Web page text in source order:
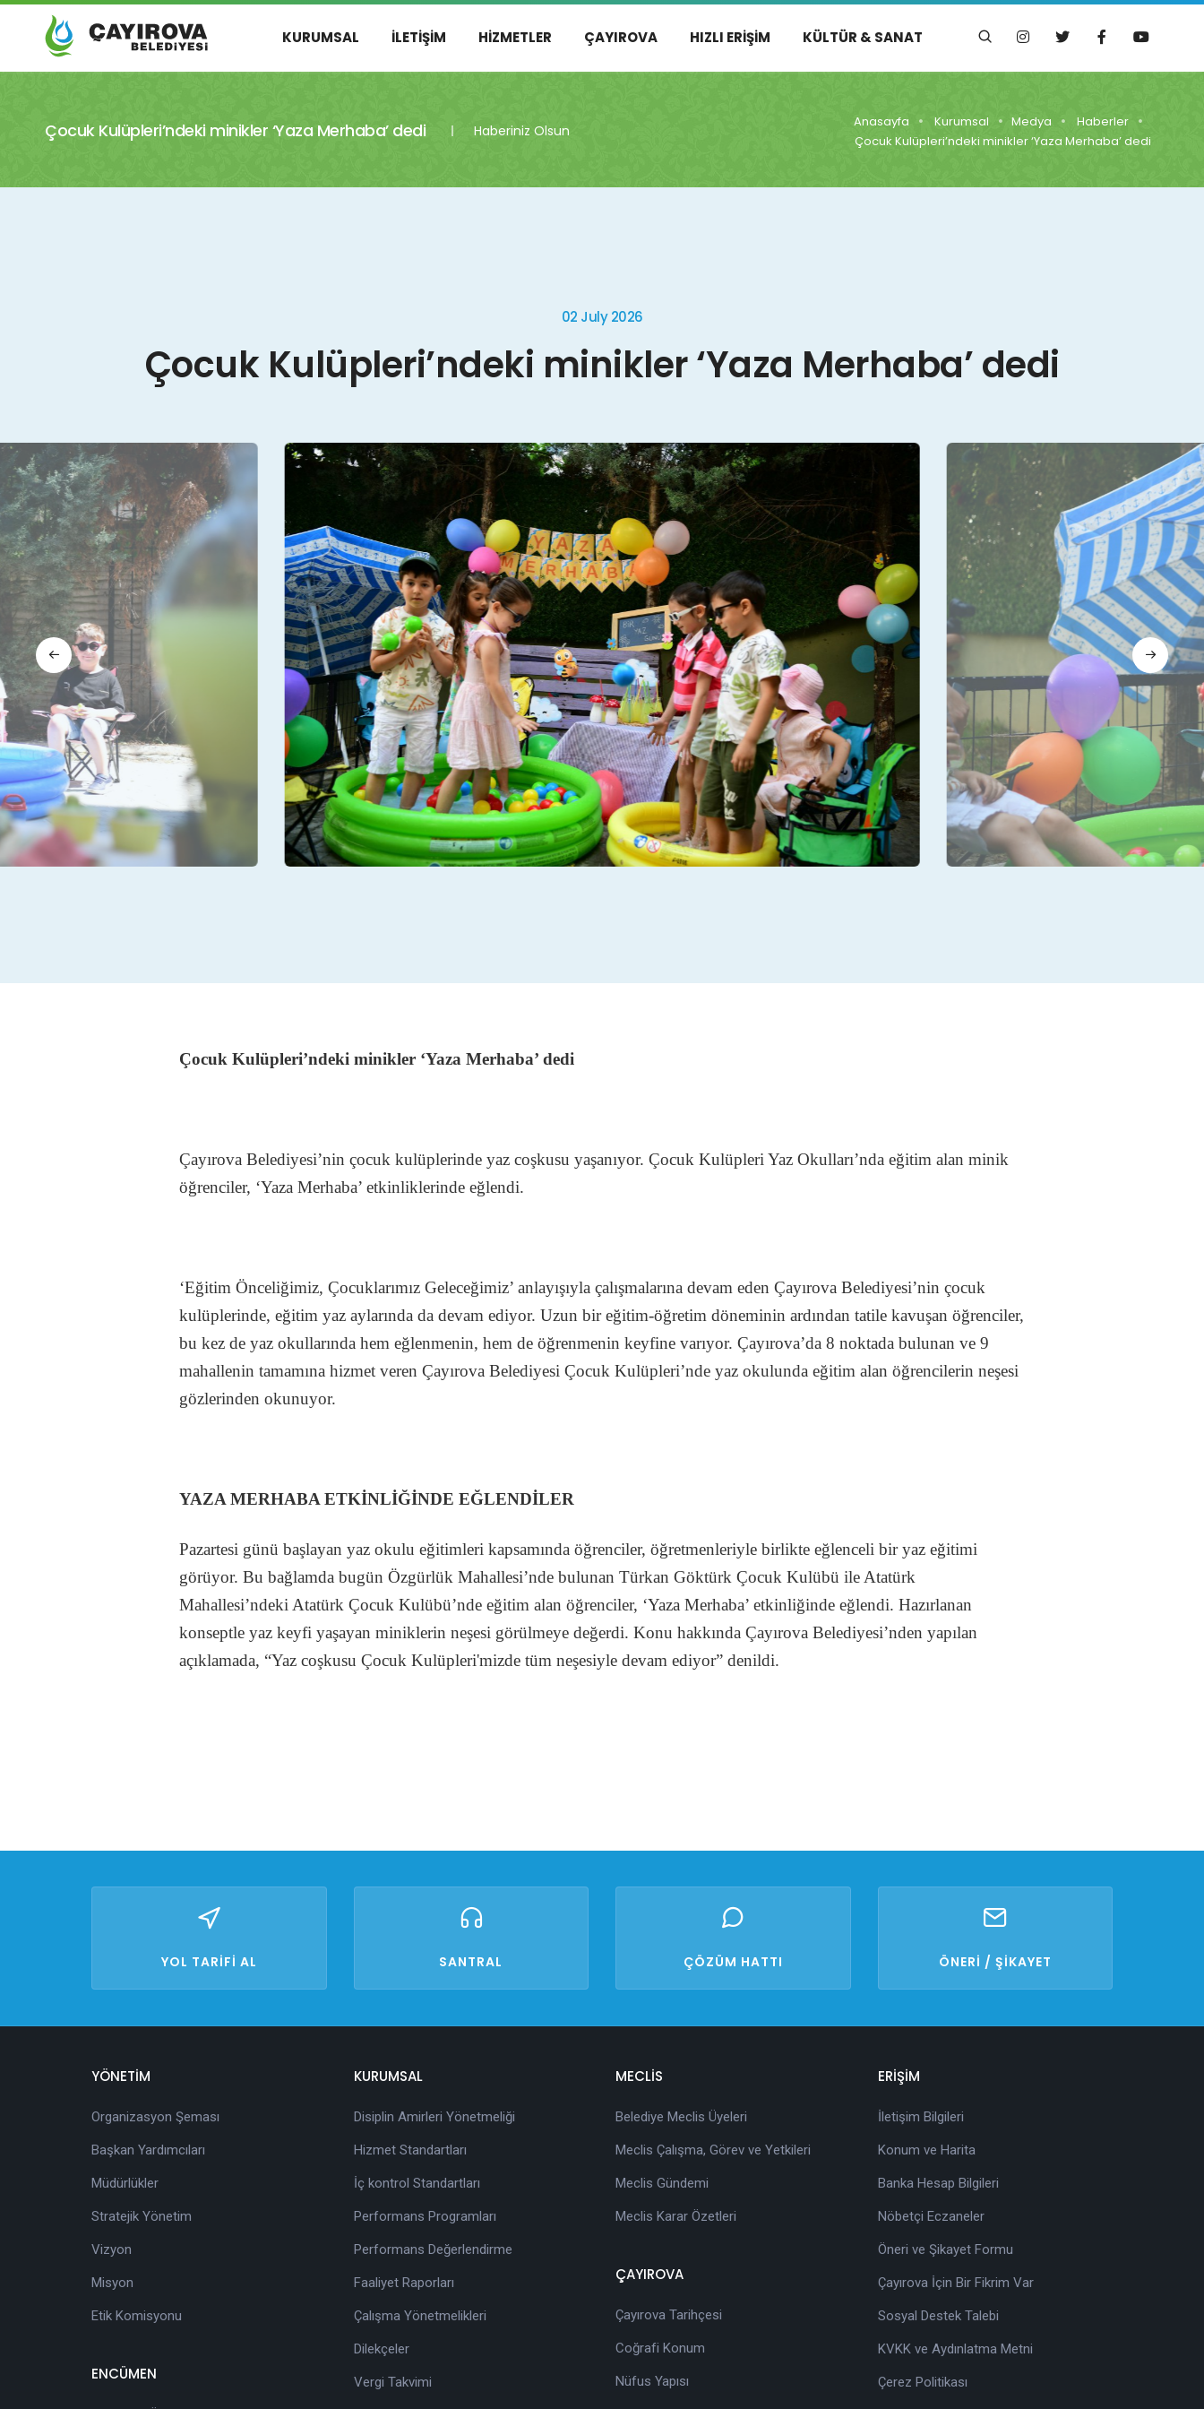
KURUMSAL İLETIŞIM HIZMETLER ÇAYIROVA HIZLI ERIŞIM KÜLTÜR & SANAT
Çocuk Kulüpleri’ndeki minikler ‘Yaza Merhaba’ dedi Haberiniz Olsun
Anasayfa Kurumsal Medya
Haberler
Çocuk Kulüpleri’ndeki minikler ‘Yaza Merhaba’ dedi
02 July 2026
Çocuk Kulüpleri’ndeki minikler ‘Yaza Merhaba’ dedi
Çocuk Kulüpleri’ndeki minikler ‘Yaza Merhaba’ dedi
Çayırova Belediyesi’nin çocuk kulüplerinde yaz coşkusu yaşanıyor. Çocuk Kulüpleri Yaz Okulları’nda eğitim alan minik
öğrenciler, ‘Yaza Merhaba’ etkinliklerinde eğlendi.
‘Eğitim Önceliğimiz, Çocuklarımız Geleceğimiz’ anlayışıyla çalışmalarına devam eden Çayırova Belediyesi’nin çocuk
kulüplerinde, eğitim yaz aylarında da devam ediyor. Uzun bir eğitim-öğretim döneminin ardından tatile kavuşan öğrenciler,
bu kez de yaz okullarında hem eğlenmenin, hem de öğrenmenin keyfine varıyor. Çayırova’da 8 noktada bulunan ve 9
mahallenin tamamına hizmet veren Çayırova Belediyesi Çocuk Kulüpleri’nde yaz okulunda eğitim alan öğrencilerin neşesi
gözlerinden okunuyor.
YAZA MERHABA ETKİNLİĞİNDE EĞLENDİLER
Pazartesi günü başlayan yaz okulu eğitimleri kapsamında öğrenciler, öğretmenleriyle birlikte eğlenceli bir yaz eğitimi
görüyor. Bu bağlamda bugün Özgürlük Mahallesi’nde bulunan Türkan Göktürk Çocuk Kulübü ile Atatürk
Mahallesi’ndeki Atatürk Çocuk Kulübü’nde eğitim alan öğrenciler, ‘Yaza Merhaba’ etkinliğinde eğlendi. Hazırlanan
konseptle yaz keyfi yaşayan miniklerin neşesi görülmeye değerdi. Konu hakkında Çayırova Belediyesi’nden yapılan
açıklamada, “Yaz coşkusu Çocuk Kulüpleri'mizde tüm neşesiyle devam ediyor” denildi.
YOL TARİFİ AL SANTRAL ÇÖZÜM HATTI ÖNERİ / ŞİKAYET
YÖNETİM
Organizasyon Şeması
Başkan Yardımcıları
Müdürlükler
Stratejik Yönetim
Vizyon
Misyon
Etik Komisyonu
ENCÜMEN
KURUMSAL
Disiplin Amirleri Yönetmeliği
Hizmet Standartları
İç kontrol Standartları
Performans Programları
Performans Değerlendirme
Faaliyet Raporları
Çalışma Yönetmelikleri
Dilekçeler
Vergi Takvimi
MECLİS
Belediye Meclis Üyeleri
Meclis Çalışma, Görev ve Yetkileri
Meclis Gündemi
Meclis Karar Özetleri
ÇAYIROVA
Çayırova Tarihçesi
Coğrafi Konum
Nüfus Yapısı
ERİŞİM
İletişim Bilgileri
Konum ve Harita
Banka Hesap Bilgileri
Nöbetçi Eczaneler
Öneri ve Şikayet Formu
Çayırova İçin Bir Fikrim Var
Sosyal Destek Talebi
KVKK ve Aydınlatma Metni
Çerez Politikası